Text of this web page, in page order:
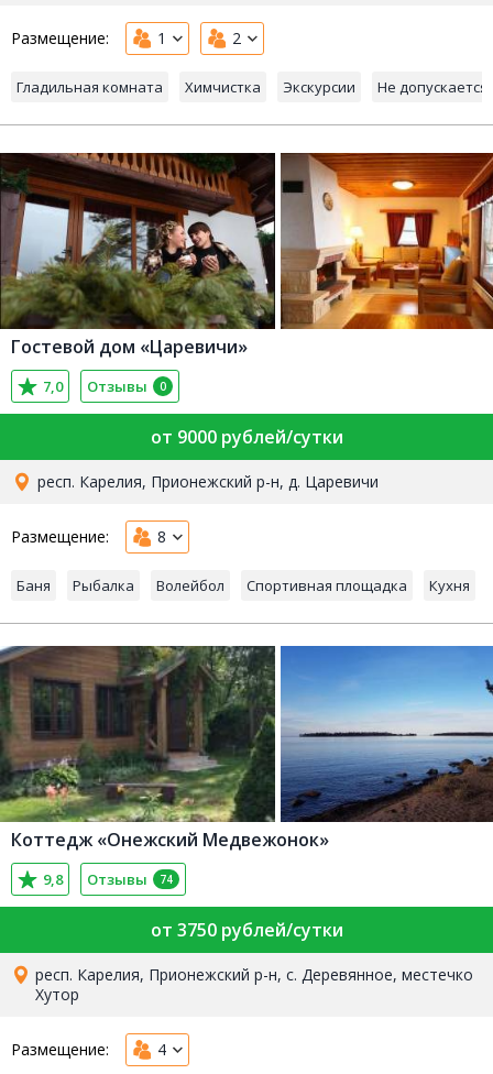
Размещение: 1 2
Гладильная комната Химчистка Экскурсии Не допускается
Гостевой дом «Царевичи»
7,0 Отзывы 0
от 9000 рублей/сутки
респ. Карелия, Прионежский р-н, д. Царевичи
Размещение: 8
Баня Рыбалка Волейбол Спортивная площадка Кухня
Коттедж «Онежский Медвежонок»
9,8 Отзывы 74
от 3750 рублей/сутки
респ. Карелия, Прионежский р-н, с. Деревянное, местечко
Хутор
Размещение: 4